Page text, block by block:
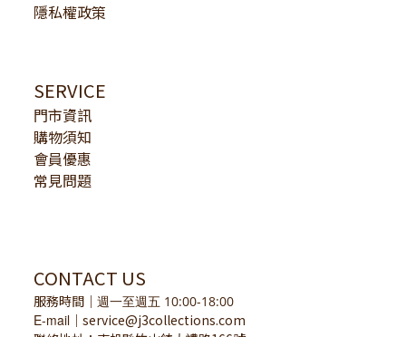
隱私權政策
SERVICE
門市資訊
購物須知
會員優惠
常見問題
CONTACT US
服務時間 ｜ 週一至週五 10:00-18:00
E-mail ｜ service@j3collections.com